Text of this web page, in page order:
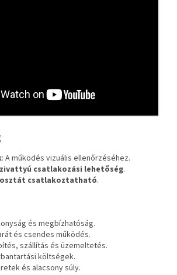
: A működés vizuális ellenőrzéséhez.
csatlakozási lehetőség.
csatlakoztatható.
és megbízhatóság.
és csendes működés.
szállítás és üzemeltetés.
költségek.
és alacsony súly.